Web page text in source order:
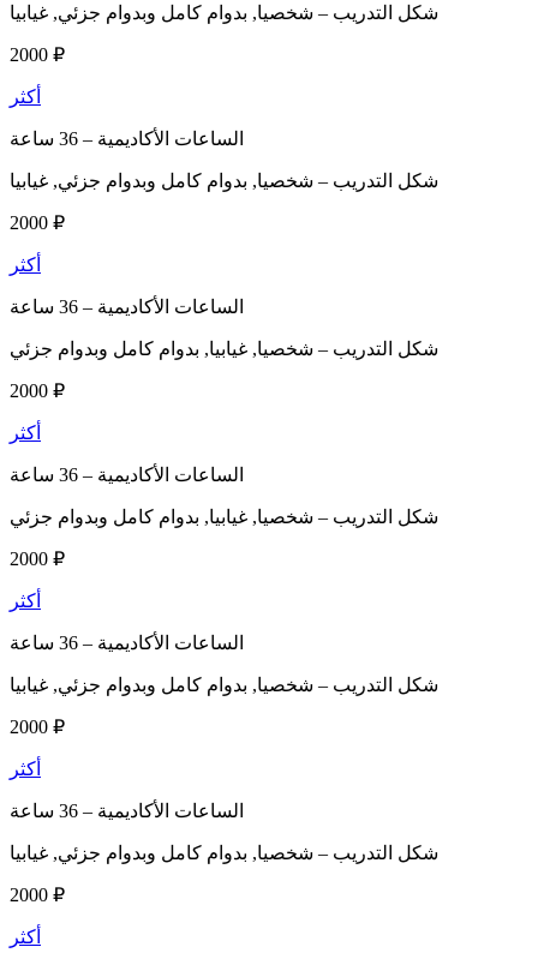
شكل التدريب – شخصيا, بدوام كامل وبدوام جزئي, غيابيا
2000 ₽
أكثر
الساعات الأكاديمية –
شكل التدريب – شخصيا, بدوام كامل وبدوام جزئي, غيابيا
2000 ₽
أكثر
الساعات الأكاديمية –
شكل التدريب – شخصيا, غيابيا, بدوام كامل وبدوام جزئي
2000 ₽
أكثر
الساعات الأكاديمية –
شكل التدريب – شخصيا, غيابيا, بدوام كامل وبدوام جزئي
2000 ₽
أكثر
الساعات الأكاديمية –
شكل التدريب – شخصيا, بدوام كامل وبدوام جزئي, غيابيا
2000 ₽
أكثر
الساعات الأكاديمية –
شكل التدريب – شخصيا, بدوام كامل وبدوام جزئي, غيابيا
2000 ₽
أكثر